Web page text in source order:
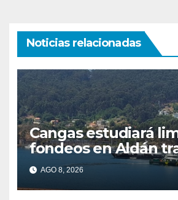
Noticias relacionadas
Cangas estudiará
fondeos en Aldán
últimos episodios de
contaminación en O
AGO 8, 2026